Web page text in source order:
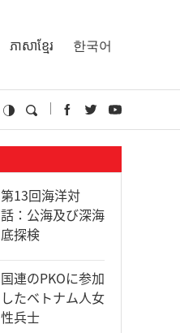
ភាសាខ្មែរ 한국어
第13回海洋対
話：公海及び深海
底探検
国連のPKOに参加
したベトナム人女
性兵士